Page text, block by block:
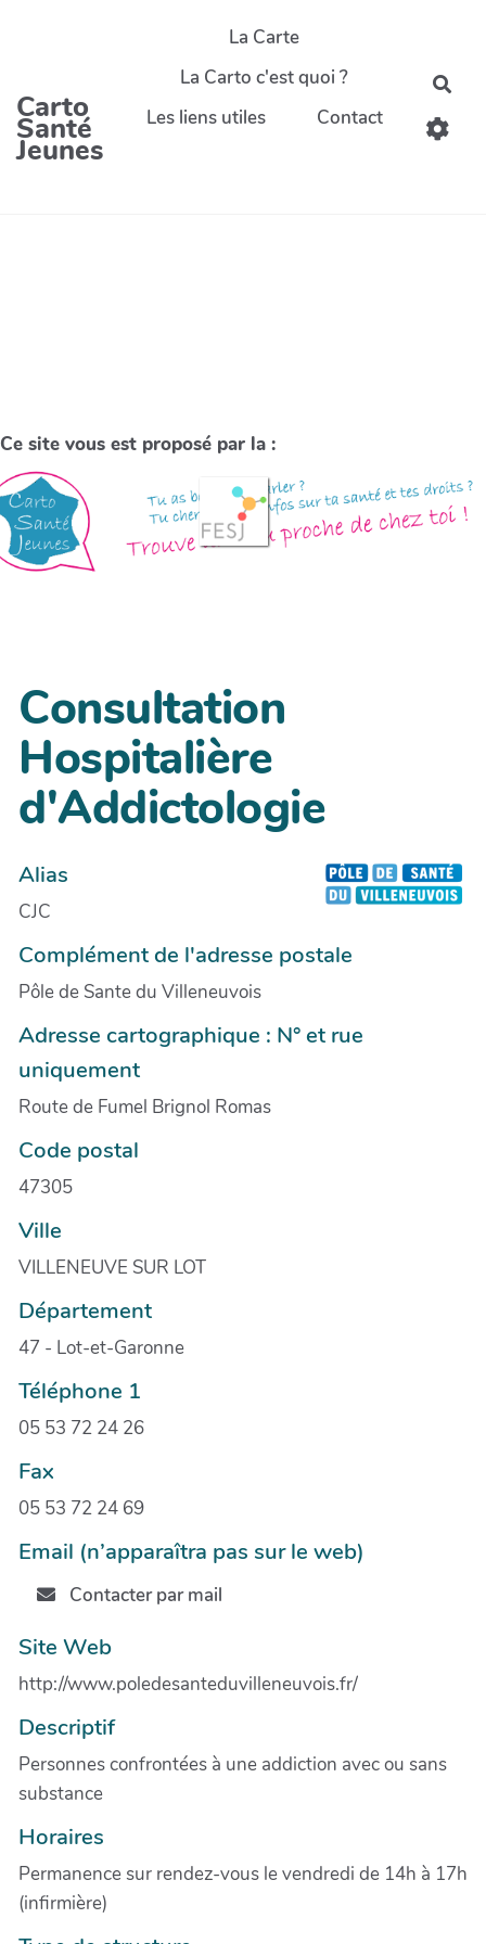
Carto
Santé
Jeunes
La Carte
La Carto c'est quoi ?
Les liens utiles
Contact
Ce site vous est proposé par la :
Consultation
Hospitalière
d'Addictologie
Alias
CJC
Complément de l'adresse postale
Pôle de Sante du Villeneuvois
Adresse cartographique : N° et rue
uniquement
Route de Fumel Brignol Romas
Code postal
47305
Ville
VILLENEUVE SUR LOT
Département
47 - Lot-et-Garonne
Téléphone 1
05 53 72 24 26
Fax
05 53 72 24 69
Email (n’apparaîtra pas sur le web)
Contacter par mail
Site Web
http://www.poledesanteduvilleneuvois.fr/
Descriptif
Personnes confrontées à une addiction avec ou sans
substance
Horaires
Permanence sur rendez-vous le vendredi de 14h à 17h
(infirmière)